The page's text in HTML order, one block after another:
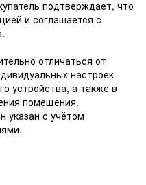
подтверждает, что
и соглашается с
отличаться от
настроек
устройства, а также в
помещения.
указан с учётом